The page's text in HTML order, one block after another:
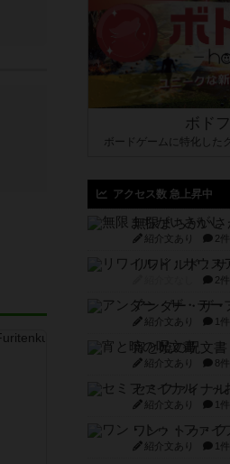
ボド
ボードゲームに特化した
アクセス数 急上昇中
無限まちがいさ
紹介文あり 2
2
紹介文あり 1
宵と暁の呪文書
紹介文あり 8
紹介文あり 1
ワン・トゥ・フ
紹介文あり 1